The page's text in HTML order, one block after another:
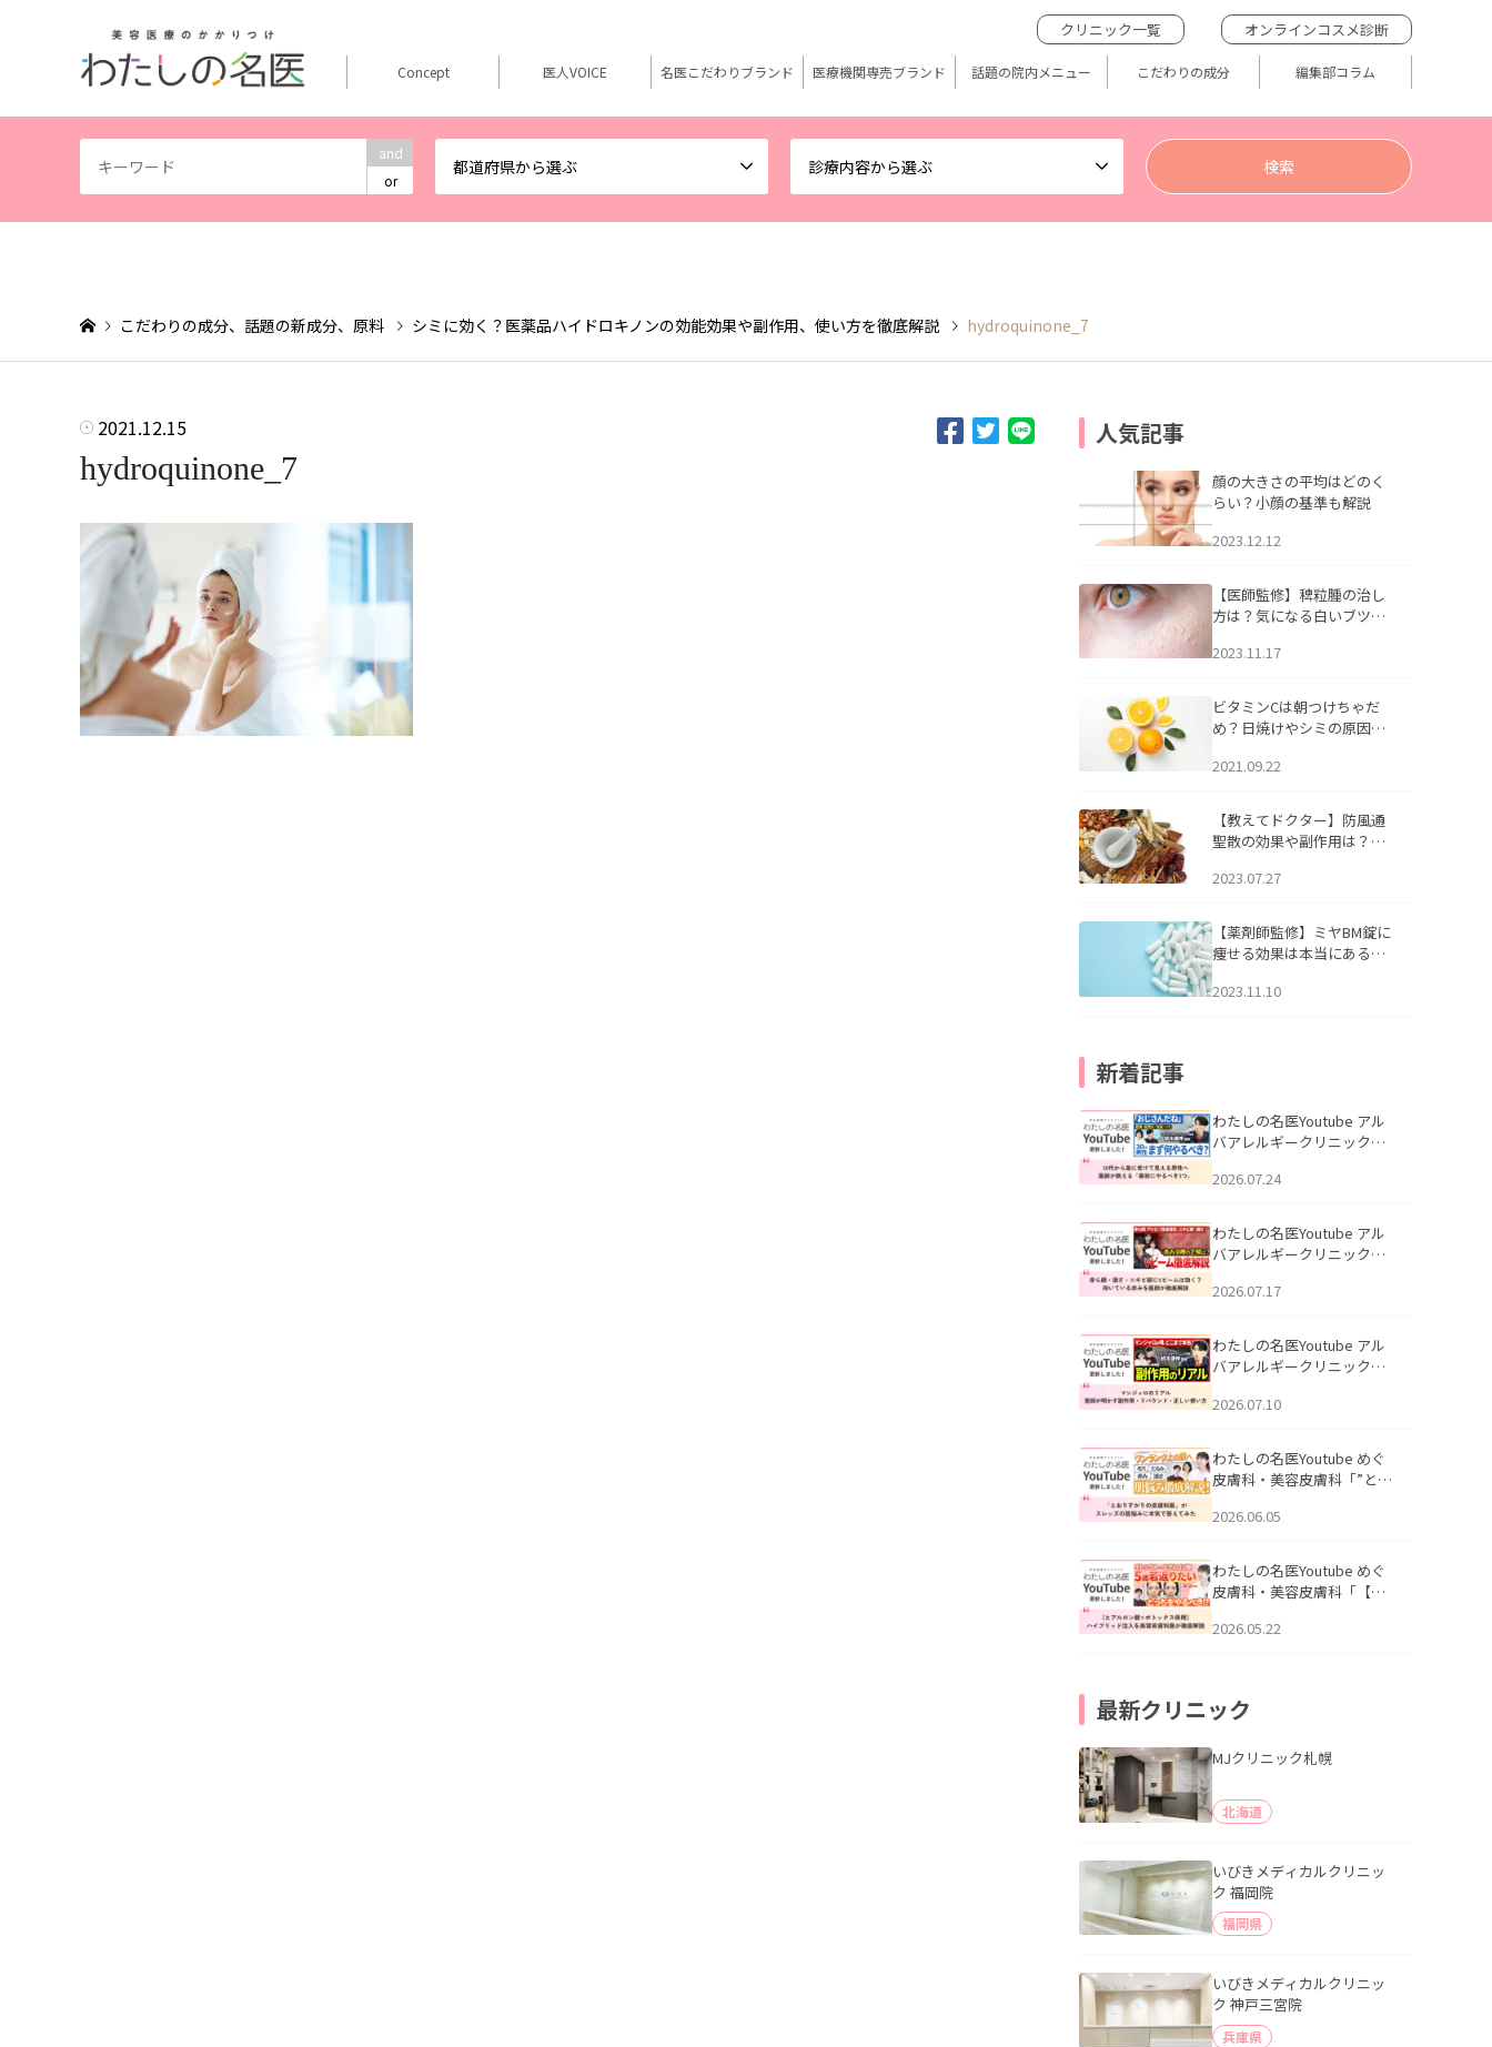
and
or
都道府県から選ぶ 診療内容から選ぶ
クリニック一覧 オンラインコスメ診断
Concept 医人VOICE 名医こだわりブランド 医療機関専売ブランド 話題の院内メニュー こだわりの成分 編集部コラム
こだわりの成分、話題の新成分、原料 シミに効く？医薬品ハイドロキノンの効能効果や副作用、使い方を徹底解説 hydroquinone_7
2021.12.15
hydroquinone_7
人気記事
顔の大きさの平均はどのく
らい？小顔の基準も解説
2023.12.12
【医師監修】稗粒腫の治し
方は？気になる白いブツブ
アについて
2023.11.17
ビタミンCは朝つけちゃだ
め？日焼けやシミの原因に
2021.09.22
【教えてドクター】防風通
聖散の効果や副作用は？長
2023.07.27
【薬剤師監修】ミヤBM錠に
痩せる効果は本当にある
2023.11.10
新着記事
わたしの名医Youtube アル
バアレルギークリニック札
える男性へ｜医師が教える
公開いたしました。
2026.07.24
わたしの名医Youtube アル
バアレルギークリニック札
跡にVビームは効く？向いて
説」を公開いたしました。
2026.07.17
わたしの名医Youtube アル
バアレルギークリニック札
医師が明かす副作用・リバ
公開いたしました。
2026.07.10
わたしの名医Youtube めぐ
皮膚科・美容皮膚科「”とお
ッズの肌悩みに本気で答え
た。
2026.06.05
わたしの名医Youtube めぐ
皮膚科・美容皮膚科「【ヒ
用】ハイブリッド注入を美
2026.05.22
最新クリニック
MJクリニック札幌
北海道
いびきメディカルクリニッ
ク 福岡院
福岡県
いびきメディカルクリニッ
ク 神戸三宮院
兵庫県